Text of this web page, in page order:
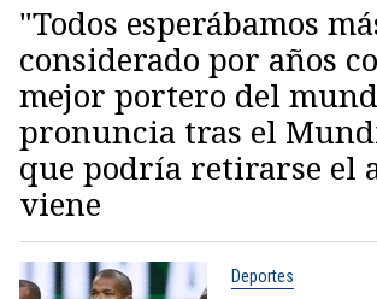
"Todos esperábamos
considerado por años
mejor portero del
pronuncia tras el
que podría retirarse el
viene
Deportes